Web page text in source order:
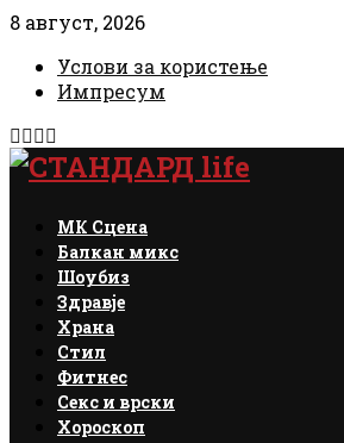
8 август, 2026
Услови за користење
Импресум
Facebook
Instagram
Email
МК Сцена
Балкан микс
Шоубиз
Здравје
Храна
Стил
Фитнес
Секс и врски
Хороскоп